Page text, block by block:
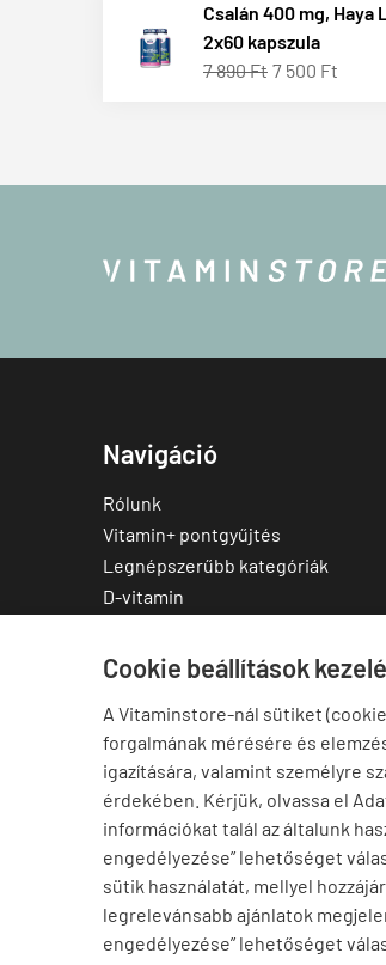
Cookie beállítások
A Vitaminstore-nál sütiket
forgalmának mérésére és
igazítására, valamint személyre
érdekében. Kérjük, olvassa el
információkat talál az általunk
engedélyezése” lehetőséget
sütik használatát, mellyel
legrelevánsabb ajánlatok
engedélyezése” lehetőséget
Csalán 400 mg, Haya
2x60 kapszula
7 890 Ft 7 500 Ft
Navigáció
Rólunk
Vitamin+ pontgyűjtés
Legnépszerűbb kategóriák
D-vitamin
Multivitamin
Cink
Omega-3
Ashwagandha
Elállás a szerződéstől